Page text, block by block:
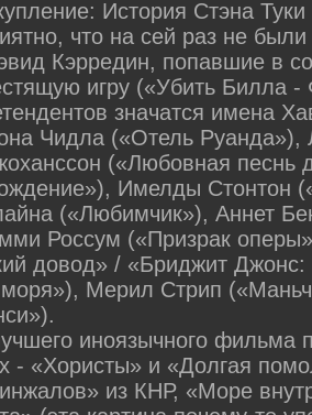
История Стэна
что на сей раз не
Кэрредин, попавшие в
игру («Убить Билла
значатся имена
Чидла («Отель
(«Любовная песнь
Имелды Стонтон
(«Любимчик»), Аннет
Россум («Призрак
довод» / «Бриджит Джонс:
Мерил Стрип
иноязычного фильма
- «Хористы» и «Долгая
из КНР, «Море